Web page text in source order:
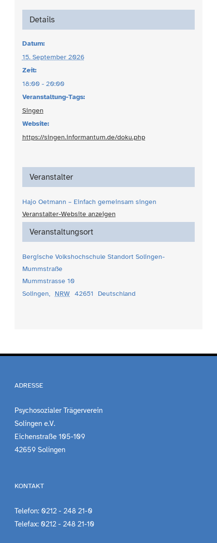
Details
Datum:
15. September 2026
Zeit:
18:00 - 20:00
Veranstaltung-Tags:
Singen
Website:
https://singen.informantum.de/doku.php
Veranstaltungsort
Bergische Volkshochschule Standort Solingen-
Mummstraße
Mummstrasse 10
Solingen, NRW 42651 Deutschland
Veranstalter
Hajo Oetmann – Einfach gemeinsam singen
Veranstalter-Website anzeigen
ADRESSE
Psychosozialer Trägerverein
Solingen e.V.
Eichenstraße 105-109
42659 Solingen
KONTAKT
Telefon: 0212 - 248 21-0
Telefax: 0212 - 248 21-10